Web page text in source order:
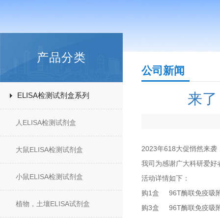
产品分类
ELISA检测试剂盒系列
人ELISA检测试剂盒
大鼠ELISA检测试剂盒
小鼠ELISA检测试剂盒
植物，土壤ELISA试剂盒
公司新闻
来
2023年618大促悄然来袭
我司为感谢广大科研爱好
活动详情如下：
购1盒 96T酶联免疫吸
购3盒 96T酶联免疫吸